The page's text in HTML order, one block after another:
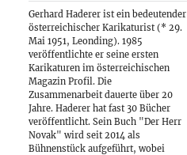
Gerhard Haderer ist ein bedeutender
österreichischer Karikaturist (* 29.
Mai 1951, Leonding). 1985
veröffentlichte er seine ersten
Karikaturen im österreichischen
Magazin Profil. Die
Zusammenarbeit dauerte über 20
Jahre. Haderer hat fast 30 Bücher
veröffentlicht. Sein Buch "Der Herr
Novak" wird seit 2014 als
Bühnenstück aufgeführt, wobei